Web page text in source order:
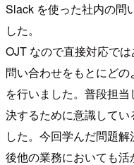
Slack を使った社内の問
した。
OJT なので直接対応で
問い合わせをもとにど
を行いました。普段担
決するために意識して
した。今回学んだ問題
後他の業務においても活